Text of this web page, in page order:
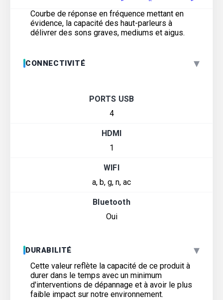
Courbe de réponse en fréquence mettant en
évidence, la capacité des haut-parleurs à
délivrer des sons graves, mediums et aigus.
CONNECTIVITÉ ▾
PORTS USB
4
HDMI
1
WIFI
a, b, g, n, ac
Bluetooth
Oui
DURABILITÉ ▾
Cette valeur reflète la capacité de ce produit à
durer dans le temps avec un minimum
d'interventions de dépannage et à avoir le plus
faible impact sur notre environnement.